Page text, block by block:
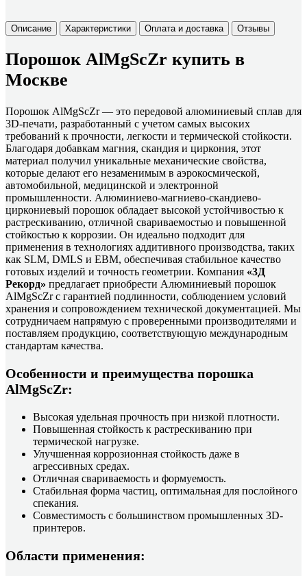
Описание Характеристики Оплата и доставка Отзывы
Порошок AlMgScZr купить в
Москве
Порошок AlMgScZr — это передовой алюминиевый сплав для
3D-печати, разработанный с учетом самых высоких
требований к прочности, легкости и термической стойкости.
Благодаря добавкам магния, скандия и циркония, этот
материал получил уникальные механические свойства,
которые делают его незаменимым в аэрокосмической,
автомобильной, медицинской и электронной
промышленности. Алюминиево-магниево-скандиево-
циркониевый порошок обладает высокой устойчивостью к
растрескиванию, отличной свариваемостью и повышенной
стойкостью к коррозии. Он идеально подходит для
применения в технологиях аддитивного производства, таких
как SLM, DMLS и EBM, обеспечивая стабильное качество
готовых изделий и точность геометрии. Компания «3Д
Рекорд» предлагает приобрести Алюминиевый порошок
AlMgScZr с гарантией подлинности, соблюдением условий
хранения и сопровождением технической документацией. Мы
сотрудничаем напрямую с проверенными производителями и
поставляем продукцию, соответствующую международным
стандартам качества.
Особенности и преимущества порошка
AlMgScZr:
Высокая удельная прочность при низкой плотности.
Повышенная стойкость к растрескиванию при
термической нагрузке.
Улучшенная коррозионная стойкость даже в
агрессивных средах.
Отличная свариваемость и формуемость.
Стабильная форма частиц, оптимальная для послойного
спекания.
Совместимость с большинством промышленных 3D-
принтеров.
Области применения: